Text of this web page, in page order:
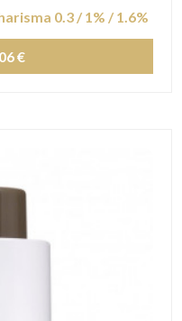
0.3 / 1% / 1.6%
€